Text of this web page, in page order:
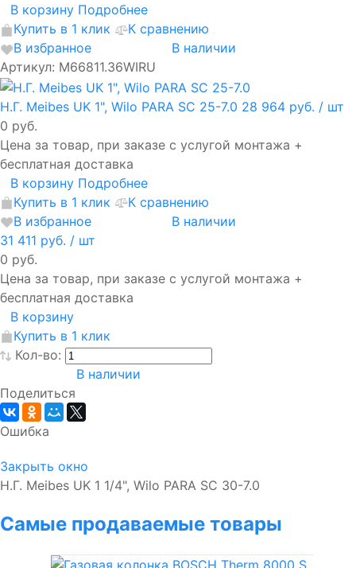
В корзину Подробнее
Купить в 1 клик
К сравнению
В избранное
В наличии
Артикул: M66811.36WIRU
Н.Г. Meibes UK 1", Wilo PARA SC 25-7.0 28 964 руб. / шт
0 руб.
Цена за товар, при заказе с услугой монтажа +
бесплатная доставка
В корзину Подробнее
Купить в 1 клик
К сравнению
В избранное
В наличии
31 411 руб. / шт
0 руб.
Цена за товар, при заказе с услугой монтажа +
бесплатная доставка
В корзину
Купить в 1 клик
Кол-во:
В наличии
Поделиться
Ошибка
Закрыть окно
Н.Г. Meibes UK 1 1/4", Wilo PARA SC 30-7.0
Самые продаваемые товары